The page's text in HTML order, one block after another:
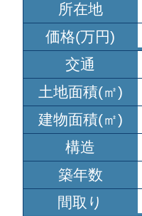
所在地
価格(万円)
交通
土地面積(㎡)
建物面積(㎡)
構造
築年数
間取り